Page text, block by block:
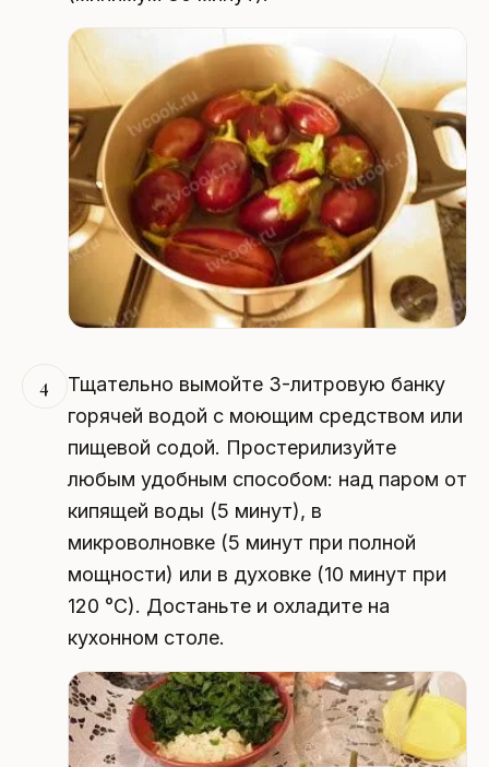
4
Тщательно вымойте 3-литровую банку
горячей водой с моющим средством или
пищевой содой. Простерилизуйте
любым удобным способом: над паром от
кипящей воды (5 минут), в
микроволновке (5 минут при полной
мощности) или в духовке (10 минут при
120 °C). Достаньте и охладите на
кухонном столе.